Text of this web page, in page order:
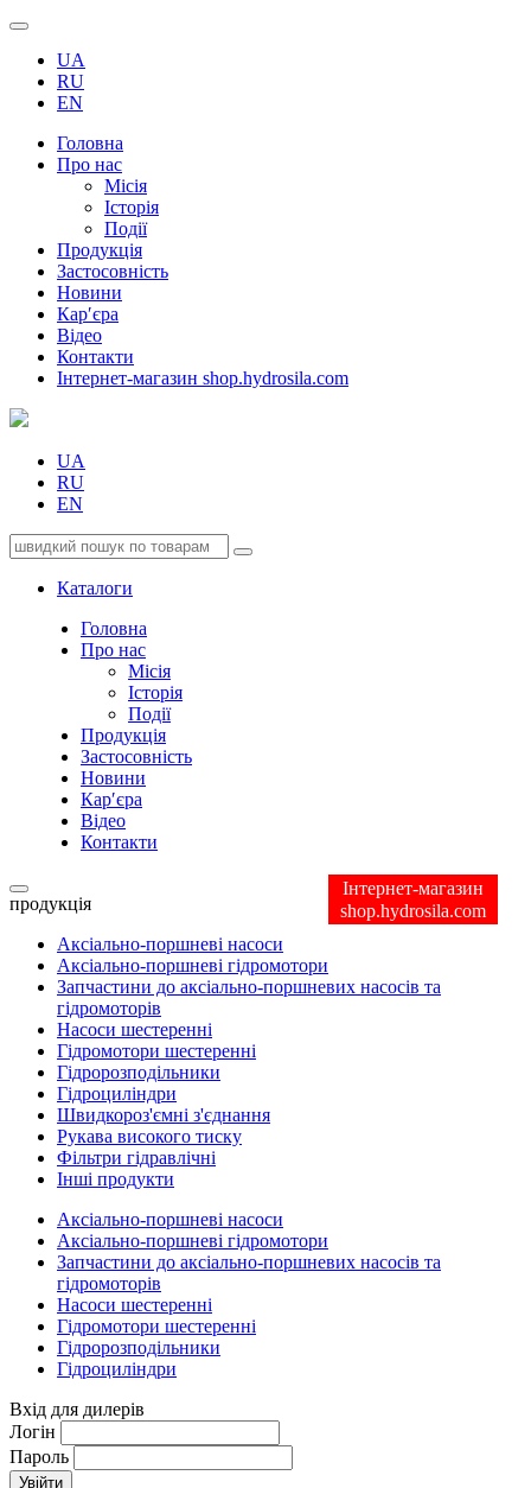
UA
RU
EN
Головна
Про нас
Місія
Історія
Події
Продукція
Застосовність
Новини
Кар′єра
Відео
Контакти
Інтернет-магазин shop.hydrosila.com
UA
RU
EN
Каталоги
Головна
Про нас
Місія
Історія
Події
Продукція
Застосовність
Новини
Кар′єра
Відео
Контакти
Інтернет-магазин
shop.hydrosila.com
продукція
Аксіально-поршневі насоси
Аксіально-поршневі гідромотори
Запчастини до аксіально-поршневих насосів та
гідромоторів
Насоси шестеренні
Гідромотори шестеренні
Гідророзподільники
Гідроциліндри
Швидкороз'ємні з'єднання
Рукава високого тиску
Фільтри гідравлічні
Інші продукти
Аксіально-поршневі насоси
Аксіально-поршневі гідромотори
Запчастини до аксіально-поршневих насосів та
гідромоторів
Насоси шестеренні
Гідромотори шестеренні
Гідророзподільники
Гідроциліндри
Вхід для дилерів
Логін
Пароль